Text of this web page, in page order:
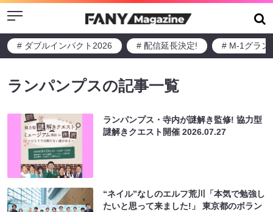
Menu
# ダブルインパクト2026 # 配信延長決定! # M-1グラン
ランパンプスの記事一覧
ランパンプス・寺内が謎解き監修! 協力型
謎解きクエスト開催2026.07.27
“ネイル”なしのエルフ荒川「本気で勉強し
たいと思って来ました!」 東京都のボラン